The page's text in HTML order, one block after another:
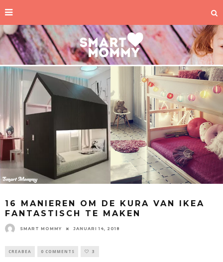
16 MANIEREN OM DE KURA VAN IKEA
FANTASTISCH TE MAKEN
SMART MOMMY JANUARI 14, 2018
CREABEA 0 COMMENTS 3